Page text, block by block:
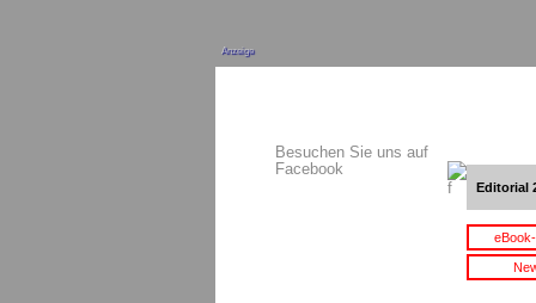
Anzeige
Besuchen Sie uns auf
Facebook
Editorial